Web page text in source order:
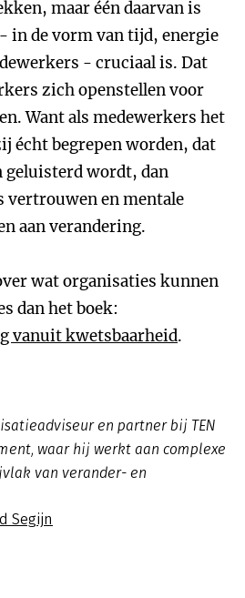
maar één daarvan is
in de vorm van tijd, energie
- cruciaal is. Dat
zich openstellen voor
Want als medewerkers het
écht begrepen worden, dat
geluisterd wordt, dan
vertrouwen en mentale
aan verandering.
wat organisaties kunnen
dan het boek:
vanuit kwetsbaarheid.
en partner bij TEN
waar hij werkt aan complexe
van verander- en
Segijn